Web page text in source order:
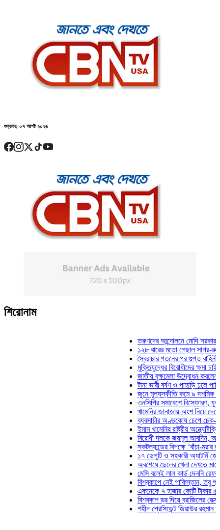
শুক্রবার, ০৭ আগষ্ট ২০২৬
শিরোনাম
তরুণদের আন্দোলনে মোদি সরকার দুর্বল
১২৮ বারের মতো পেছাল সাগর-রুনি
স্বৈরাচার পতনের পর গুপ্ত বাহিনীর
মুক্তিযুদ্ধের বিরোধীদের ক্ষমা চাইতে
জাতীয় বৃক্ষমেলা উদ্বোধন করলেন
টানা ভারী বর্ষণ ও পাহাড়ি ঢলে পানিবন্দি
জুনে মূল্যস্ফীতি কমে ৯ দশমিক ১৬
এনসিপির সমাবেশে বিস্ফোরণ, যুবলীগের
খামেনির জানাজায় অংশ নিয়ে দেশে
ব্যবসায়ীর অণ্ডকোষ চেপে চেক-
ইমাম খামেনির রাষ্ট্রীয় অন্ত্যেষ্টিক্রিয়ায়
বিরোধী দলকে জয়নুল আবদিন, আপনারা
স্কটল্যান্ডের বিপক্ষে ‘বাঁচা-মরার
১৭ ডেপুটি ও সহকারী অ্যাটর্নি
অবশেষে ছেলের খেলা দেখতে মাঠে
মেসি বলেই লাল কার্ড দেননি রেফারি!
বিশ্বকাপে নেই পাকিস্তান, তবু প্রতিটি
একনেকে ৭ হাজার কোটি টাকার ৫
বিশ্বকাপ ড্র দিয়ে ব্রাজিলের হেক্সা
শহীদ প্রেসিডেন্ট জিয়াউর রহমান